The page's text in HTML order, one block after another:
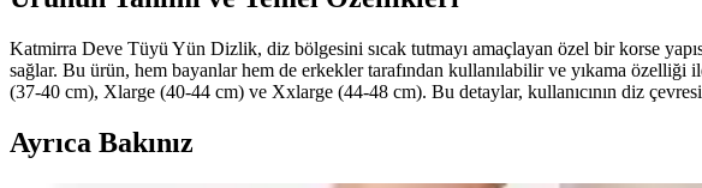
Katmirra Deve Tüyü Yün Dizlik, diz bölgesini sıcak tutmayı amaçlayan özel bir korse
sağlar. Bu ürün, hem bayanlar hem de erkekler tarafından kullanılabilir ve yıkama
(37-40 cm), Xlarge (40-44 cm) ve Xxlarge (44-48 cm). Bu detaylar, kullanıcının diz
Ayrıca Bakınız